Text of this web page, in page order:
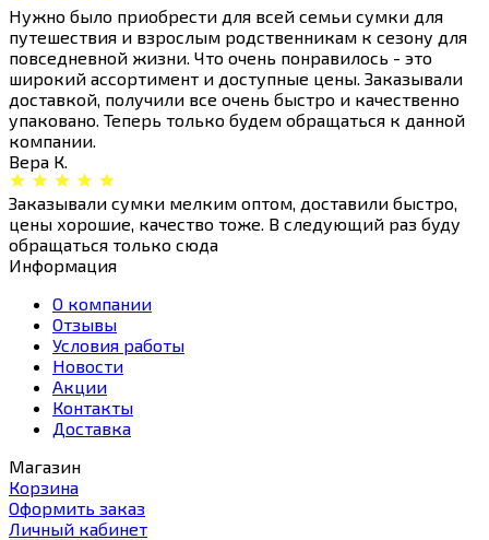
Нужно было приобрести для всей семьи сумки для
путешествия и взрослым родственникам к сезону для
повседневной жизни. Что очень понравилось - это
широкий ассортимент и доступные цены. Заказывали
доставкой, получили все очень быстро и качественно
упаковано. Теперь только будем обращаться к данной
компании.
Вера К.
Заказывали сумки мелким оптом, доставили быстро,
цены хорошие, качество тоже. В следующий раз буду
обращаться только сюда
Информация
О компании
Отзывы
Условия работы
Новости
Акции
Контакты
Доставка
Магазин
Корзина
Оформить заказ
Личный кабинет